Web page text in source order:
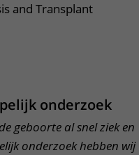
and Transplant
onderzoek
geboorte al snel ziek en
onderzoek hebben wij